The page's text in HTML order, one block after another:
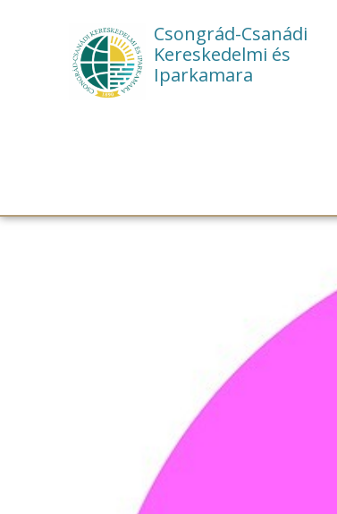
Csongrád-Csanádi
Kereskedelmi és
Iparkamara